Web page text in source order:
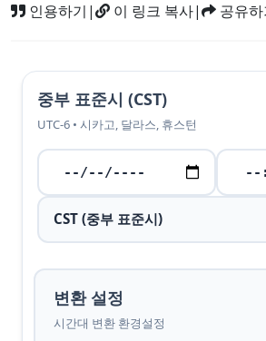
인용하기 | 이 링크 복사| 공유하
중부 표준시 (CST)
UTC-6 • 시카고, 달라스, 휴스턴
변환 설정
시간대 변환 환경설정